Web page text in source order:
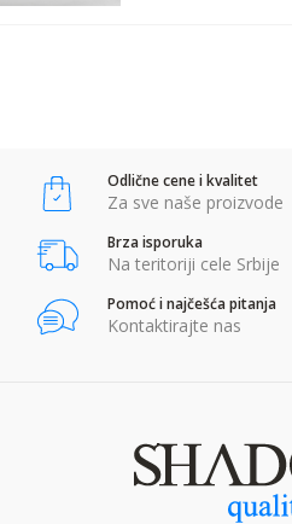
POŠALJI
Odlične cene i kvalitet
Za sve naše proizvode
Brza isporuka
Na teritoriji cele Srbije
Pomoć i najčešća pitanja
Kontaktirajte nas